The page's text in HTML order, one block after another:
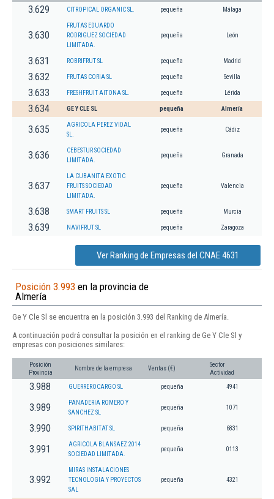
3.629 CITROPICAL ORGANIC SL. pequeña Málaga
3.630
FRUTAS EDUARDO
RODRIGUEZ SOCIEDAD
LIMITADA.
pequeña León
3.631 ROBRIFRUT SL pequeña Madrid
3.632 FRUTAS CORIA SL pequeña Sevilla
3.633 FRESHFRUIT AITONA SL. pequeña Lérida
3.634 GE Y CLE SL pequeña Almería
3.635
AGRICOLA PEREZ VIDAL
SL.
pequeña Cádiz
3.636
CEBESTUR SOCIEDAD
LIMITADA.
pequeña Granada
3.637
LA CUBANITA EXOTIC
FRUITS SOCIEDAD
LIMITADA.
pequeña Valencia
3.638 SMART FRUITS SL pequeña Murcia
3.639 NAVIFRUT SL pequeña Zaragoza
Ver Ranking de Empresas del CNAE 4631
Posición 3.993 en la provincia de
Almería
Ge Y Cle Sl se encuentra en la posición 3.993 del Ranking de Almería.
A continuación podrá consultar la posición en el ranking de Ge Y Cle Sl y
empresas con posiciones similares:
Posición
Provincia
Nombre de la empresa Ventas (€)
Sector
Actividad
3.988 GUERREROCARGO SL pequeña 4941
3.989
PANADERIA ROMERO Y
SANCHEZ SL
pequeña 1071
3.990 SPIRITHABITAT SL pequeña 6831
3.991
AGRICOLA BLANSAEZ 2014
SOCIEDAD LIMITADA.
pequeña 0113
3.992
MIRAS INSTALACIONES
TECNOLOGIA Y PROYECTOS
SAL
pequeña 4321